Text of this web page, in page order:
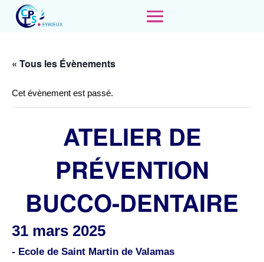
« Tous les Évènements
Cet évènement est passé.
ATELIER DE
PRÉVENTION
BUCCO-DENTAIRE
31 mars 2025
- Ecole de Saint Martin de Valamas